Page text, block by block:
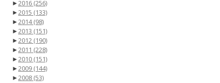
►2016 (256)
►2015 (133)
►2014(98)
►2013 (151)
►2012 (190)
►2011 (228)
►2010 (151)
►2009 (144)
►2008 (53)